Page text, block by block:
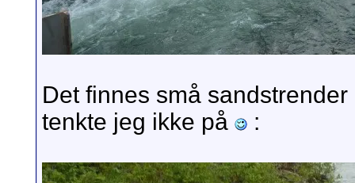
Det finnes små
tenkte jeg ikke på
: